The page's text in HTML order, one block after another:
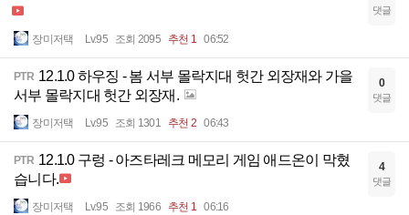
장미저택 Lv.95 조회 2095 추천 1 06:52
댓글
PTR 12.1.0 하우징 - 봄 서부 몰락지대 헛간 외장재와 가을
서부 몰락지대 헛간 외장재.
장미저택 Lv.95 조회 1301 추천 2 06:43
0
댓글
PTR 12.1.0 구렁 - 아즈타레크 메모리 게임 애드온이 막혔
습니다.
장미저택 Lv.95 조회 1966 추천 1 06:16
4
댓글